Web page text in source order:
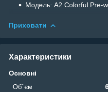
Модель: A2 Colorful Pre-
Приховати
Характеристики
Основні
Об`єм